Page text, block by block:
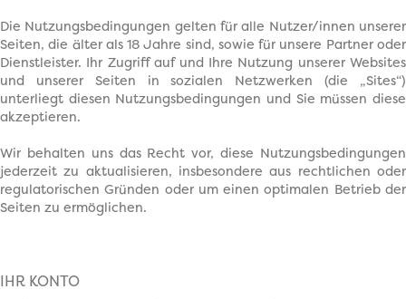
Die Nutzungsbedingungen gelten für alle Nutzer/innen unserer
Seiten, die älter als 18 Jahre sind, sowie für unsere Partner oder
Dienstleister. Ihr Zugriff auf und Ihre Nutzung unserer Websites
und unserer Seiten in sozialen Netzwerken (die „Sites“)
unterliegt diesen Nutzungsbedingungen und Sie müssen diese
akzeptieren.
Wir behalten uns das Recht vor, diese Nutzungsbedingungen
jederzeit zu aktualisieren, insbesondere aus rechtlichen oder
regulatorischen Gründen oder um einen optimalen Betrieb der
Seiten zu ermöglichen.
IHR KONTO